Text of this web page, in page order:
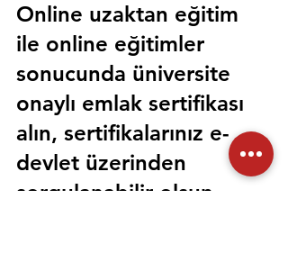
Online uzaktan eğitim
ile online eğitimler
sonucunda üniversite
onaylı emlak sertifikası
alın, sertifikalarınız e-
devlet üzerinden
sorgulanabilir olsun.